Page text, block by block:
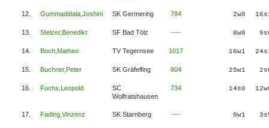
12. Gummadidala,Joshini SK Germering 784 2w0
13. Stelzer,Benedikt SF Bad Tölz ---- 8w0
14. Boch,Matheo TV Tegernsee 1017 16w1
15. Buchner,Peter SK Gräfelfing 804 25w1
16. Fuchs,Leopold
SC
Wolfratshausen
734 14s0
17. Fading,Vinzenz SK Starnberg ---- 9w1